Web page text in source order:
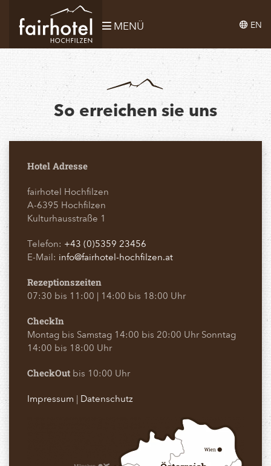
MENÜ EN
So erreichen sie uns
Hotel Adresse
fairhotel Hochfilzen
A-6395 Hochfilzen
Kulturhausstraße 1
Telefon: +43 (0)5359 23456
E-Mail: info@fairhotel-hochfilzen.at
Rezeptionszeiten
07:30 bis 11:00 | 14:00 bis 18:00 Uhr
CheckIn
Montag bis Samstag 14:00 bis 20:00 Uhr Sonntag
14:00 bis 18:00 Uhr
CheckOut bis 10:00 Uhr
Impressum | Datenschutz